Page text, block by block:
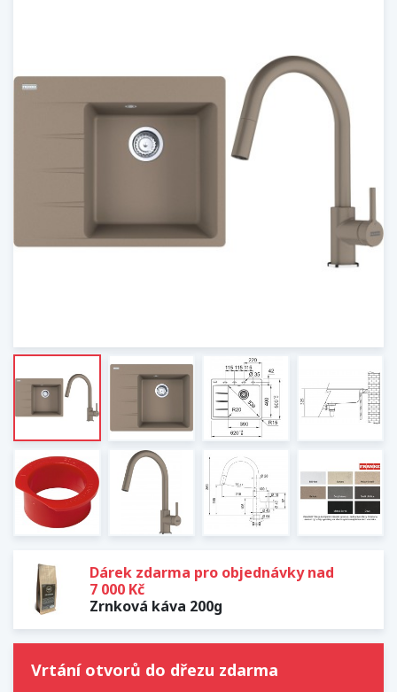
Dárek zdarma pro objednávky nad
7 000 Kč
Zrnková káva 200g
Vrtání otvorů do dřezu zdarma